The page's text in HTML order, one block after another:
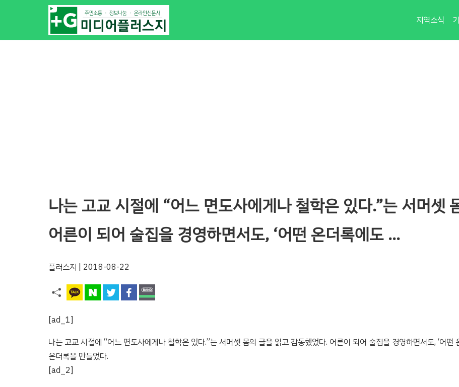
지역소식
나는 고교 시절에 “어느 면도사에게나 철학은 있다.”는 서머셋
어른이 되어 술집을 경영하면서도, ‘어떤 온더록에도 …
플러스지 | 2018-08-22
[ad_1]
나는 고교 시절에 “어느 면도사에게나 철학은 있다.”는 서머셋 몸의 글을 읽고 감동했었다. 어른이 되어 술집을 경영하면서도, ‘어
온더록을 만들었다.
[ad_2]